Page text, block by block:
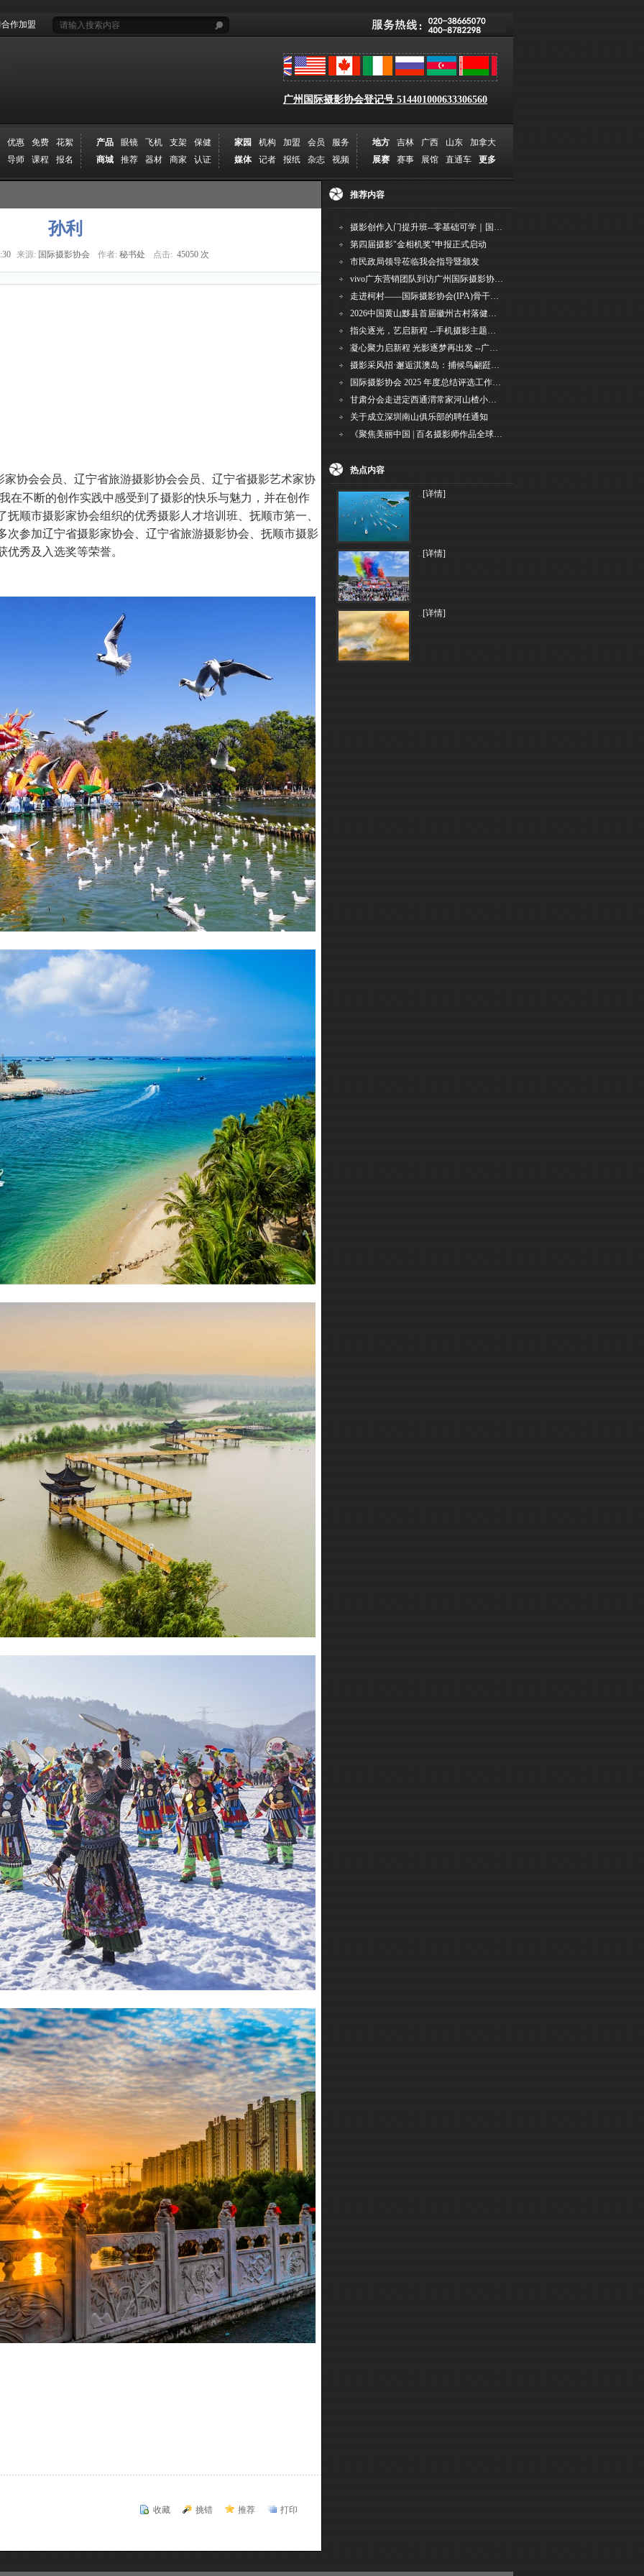
合作加盟
广州国际摄影协会登记号 514401000633306560
优惠 免费 花絮 产品 眼镜 飞机 支架 保健 家园 机构 加盟 会员 服务 地方 吉林 广西 山东
加拿大
导师
课程 报名 商城 推荐 器材 商家 认证 媒体 记者 报纸 杂志 视频 展赛 赛事 展馆 直通车 更多
孙利
来源: 国际摄影协会 作者: 秘书处 点击: 45050 次
家协会会员、辽宁省旅游摄影协会会员、辽宁省摄影艺术家协
在不断的创作实践中感受到了摄影的快乐与魅力，并在创作
顺市摄影家协会组织的优秀摄影人才培训班、抚顺市第一、
次参加辽宁省摄影家协会、辽宁省旅游摄影协会、抚顺市摄影
秀及入选奖等荣誉。
收藏 挑错 推荐 打印
推荐内容
摄影创作入门提升班--零基础可学｜国际评委授课｜手机·相机均可｜AI工具｜摄影比赛指
第四届摄影"金相机奖"申报正式启动
市民政局领导莅临我会指导暨颁发
vivo广东营销团队到访广州国际摄影协会 共商合作事宜
走进柯村——国际摄影协会(IPA)骨干采风安徽行之6
2026中国黄山黟县首届徽州古村落健康跑圆满举行
指尖逐光，艺启新程 --手机摄影主题讲座在市老年干部大学圆满落幕
凝心聚力启新程 光影逐梦再出发 --广州国际摄影协会2026年首次会长秘书长会议召开
摄影采风招·邂逅淇澳岛：捕候鸟翩跹，寻古村烟火，追海上霞光
国际摄影协会 2025 年度总结评选工作的通知
甘肃分会走进定西通渭常家河山楂小镇旅游景区开展"红果满枝迎丰岁·山楂小镇庆佳节"为主
关于成立深圳南山俱乐部的聘任通知
《聚焦美丽中国 | 百名摄影师作品全球巡回展》（晋中）开幕新闻通稿
热点内容
..[详情]
..[详情]
..[详情]